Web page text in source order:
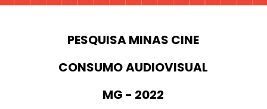
PESQUISAMINAS CINE
CONSUMOAUDIOVISUAL
MG - 2022